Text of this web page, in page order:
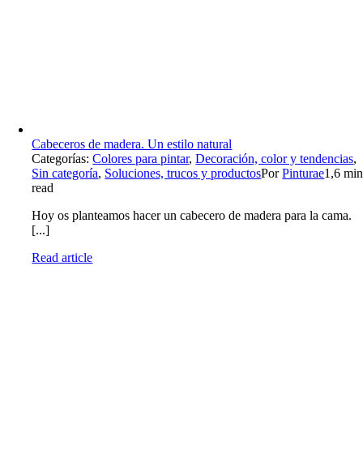
Cabeceros de madera. Un estilo natural
Categorías:Colores para pintar,Decoración, color y tendencias,
Sin categoría, Soluciones, trucos y productosPorPinturae1,6 min
read
Hoy os planteamos hacer un cabecero de madera para la cama.
[...]
Read article